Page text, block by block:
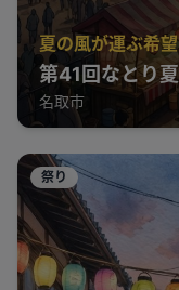
夏の風が運ぶ希望
第41回なとり
名取市
祭り